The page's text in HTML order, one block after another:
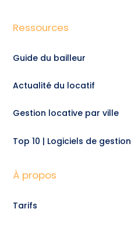
Ressources
Guide du bailleur
Actualité du locatif
Gestion locative par ville
Top 10 | Logiciels de gestion
À propos
Tarifs